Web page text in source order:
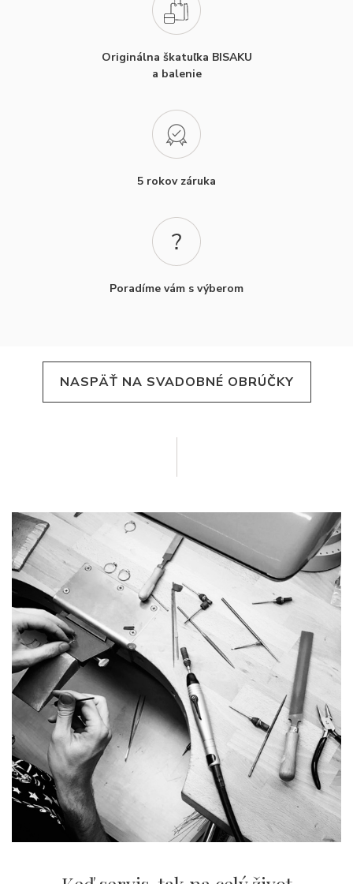
Originálna škatuľka BISAKU
a balenie
5 rokov záruka
Poradíme vám s výberom
NASPÄŤ NA SVADOBNÉ OBRÚČKY